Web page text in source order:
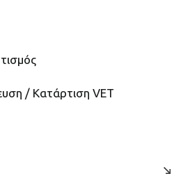
/ Κατάρτιση VET